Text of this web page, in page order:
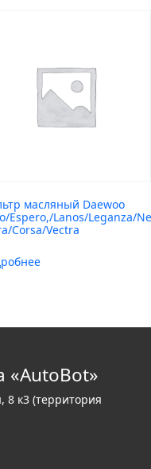
масляный Daewoo
Espero,/Lanos/Leganza/
Corsa/Vectra
«AutoBot»
8 к3 (территория